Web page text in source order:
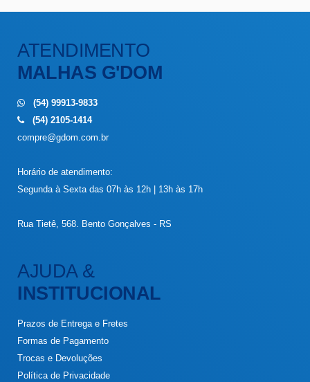
ATENDIMENTO
MALHAS G'DOM
(54) 99913-9833
(54) 2105-1414
compre@gdom.com.br
Horário de atendimento:
Segunda à Sexta das 07h às 12h | 13h às 17h
Rua Tietê, 568. Bento Gonçalves - RS
AJUDA &
INSTITUCIONAL
Prazos de Entrega e Fretes
Formas de Pagamento
Trocas e Devoluções
Política de Privacidade